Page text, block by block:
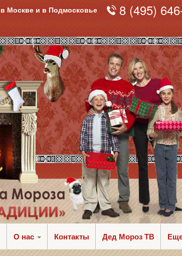
Москве и в Подмосковье 8 (495)
О нас Контакты Дед Мороз ТВ